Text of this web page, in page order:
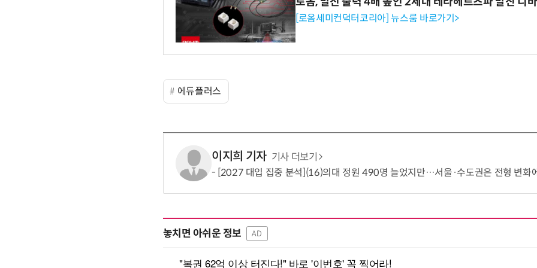
[로옴세미컨덕터코리아] 뉴스룸 바로가기>
에듀플러스
이지희 기자 기사 더보기
[2027 대입 집중 분석](16)의대 정원 490명 늘었지만…서울·수도권은 전형 변화
놓치면 아쉬운 정보 AD